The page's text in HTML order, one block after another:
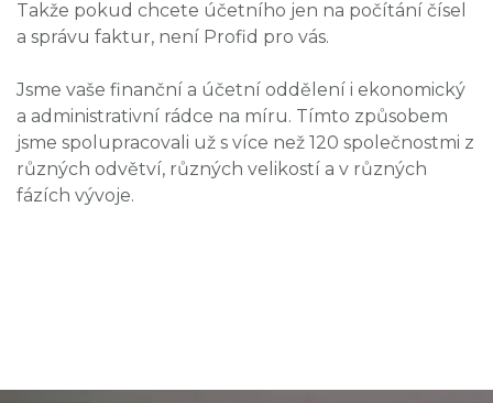
Takže pokud chcete účetního jen na počítání čísel
a správu faktur, není Profid pro vás.
Jsme vaše finanční a účetní oddělení i ekonomický
a administrativní rádce na míru. Tímto způsobem
jsme spolupracovali už s více než 120 společnostmi z
různých odvětví, různých velikostí a v různých
fázích vývoje.